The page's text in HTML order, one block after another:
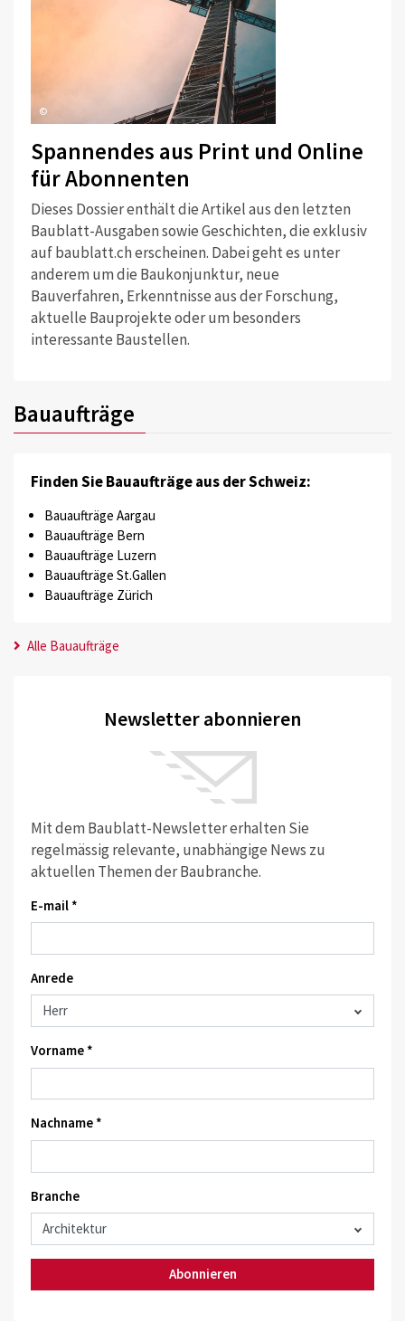
©
Spannendes aus Print und Online
für Abonnenten
Dieses Dossier enthält die Artikel aus den letzten
Baublatt-Ausgaben sowie Geschichten, die exklusiv
auf baublatt.ch erscheinen. Dabei geht es unter
anderem um die Baukonjunktur, neue
Bauverfahren, Erkenntnisse aus der Forschung,
aktuelle Bauprojekte oder um besonders
interessante Baustellen.
Bauaufträge
Finden Sie Bauaufträge aus der Schweiz:
Bauaufträge Aargau
Bauaufträge Bern
Bauaufträge Luzern
Bauaufträge St.Gallen
Bauaufträge Zürich
Alle Bauaufträge
Newsletter abonnieren
Mit dem Baublatt-Newsletter erhalten Sie
regelmässig relevante, unabhängige News zu
aktuellen Themen der Baubranche.
E-mail *
Anrede
Vorname *
Nachname *
Branche
Abonnieren